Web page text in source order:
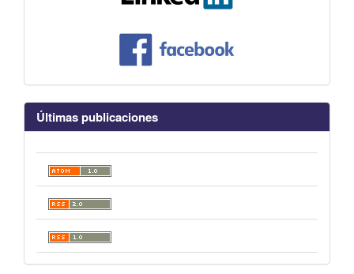
Últimas publicaciones